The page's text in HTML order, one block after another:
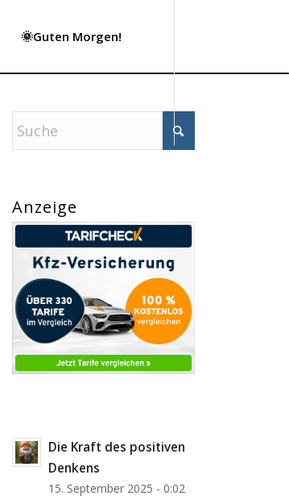
🌞Guten Morgen!
Anzeige
Die Kraft des positiven
Denkens
15. September 2025 - 0:02